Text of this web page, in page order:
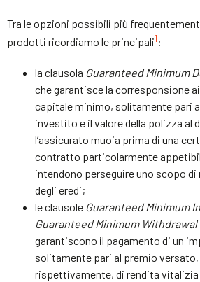
Tra le opzioni possibili più
prodotti ricordiamo le principali1:
la clausola GuaranteedMinimum
che garantisce la corresponsione
capitale minimo, solitamente pari
investito e il valore della polizza al
l’assicurato muoia prima di una
contratto particolarmente
intendono perseguire uno scopo
degli eredi;
le clausole GuaranteedMinimum
GuaranteedMinimum Withdrawal
garantiscono il pagamento di un
solitamente pari al premio
rispettivamente, di rendita